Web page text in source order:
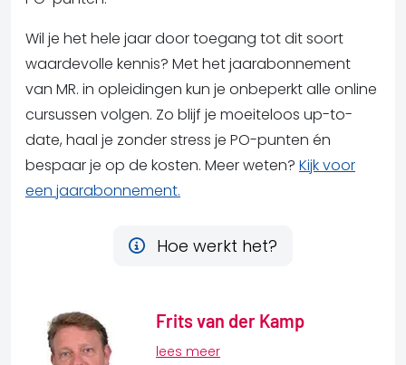
Wil je het hele jaar door toegang tot dit soort
waardevolle kennis? Met het jaarabonnement
van MR. in opleidingen kun je onbeperkt alle online
cursussen volgen. Zo blijf je moeiteloos up-to-
date, haal je zonder stress je PO-punten én
bespaar je op de kosten. Meer weten? Kijk voor
een jaarabonnement.
Hoe werkt het?
Frits van der Kamp
lees meer